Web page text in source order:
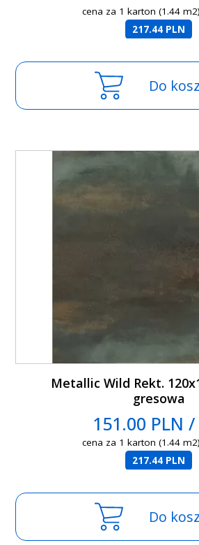
cena za 1 karton (1.44
217.44 PLN
Do
Metallic Wild Rekt.
gresowa
151.00 PLN
cena za 1 karton (1.44
217.44 PLN
Do